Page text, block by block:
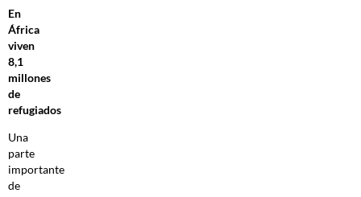
En
África
viven
8,1
millones
de
refugiados
Una
parte
importante
de